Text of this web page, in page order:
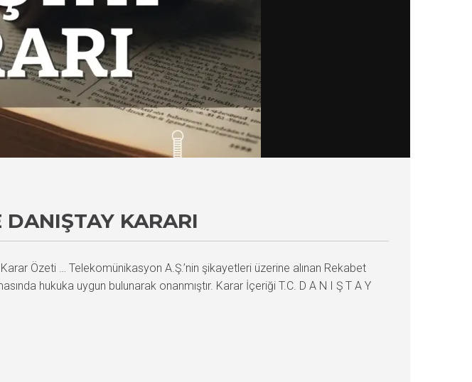
KARARI
Karar Özeti … Telekomünikasyon A.Ş.’nin şikayetleri üzerine alınan Rekabet
hukuka uygun bulunarak onanmıştır. Karar İçeriği T.C. D A N I Ş T A Y